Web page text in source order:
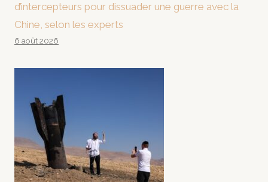
d’intercepteurs pour dissuader une guerre avec la
Chine, selon les experts
6 août 2026